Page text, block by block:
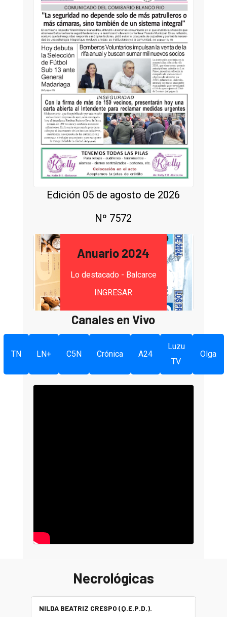
Edición 05 de agosto de 2026
Nº 7572
Anuario 2024
Lo destacado - Balcarce
INGRESAR
Canales en Vivo
TN LN+ C5N Crónica A24
Luzu
TV
Olga
Necrológicas
NILDA BEATRIZ CRESPO (Q.E.P.D.).